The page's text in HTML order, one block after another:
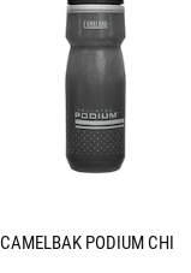
CAMELBAK PODIUM CHILL